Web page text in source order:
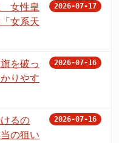
女性皇
女系天
2026-07-17
を破っ
りやす
2026-07-16
るの
の狙い
2026-07-16